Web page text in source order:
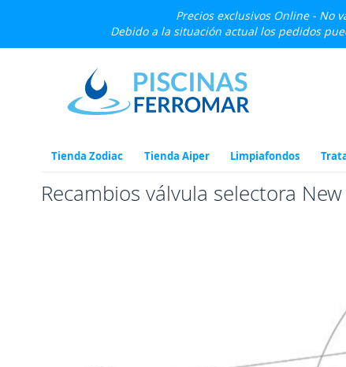
Precios exclusivos Online - No
Debido a la situación actual los pedidos
Ir
contenido
Tienda Zodiac Tienda Aiper Limpiafondos
Recambios válvula selectora